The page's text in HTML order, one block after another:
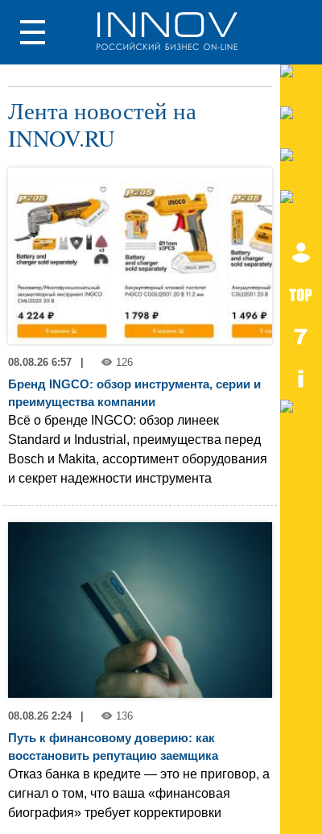
Лента новостей на
INNOV.RU
08.08.26 6:57 126
Бренд INGCO: обзор инструмента, серии и
преимущества компании
Всё о бренде INGCO: обзор линеек
Standard и Industrial, преимущества перед
Bosch и Makita, ассортимент оборудования
и секрет надежности инструмента
08.08.26 2:24 136
Путь к финансовому доверию: как
восстановить репутацию заемщика
Отказ банка в кредите — это не приговор, а
сигнал о том, что ваша «финансовая
биография» требует корректировки